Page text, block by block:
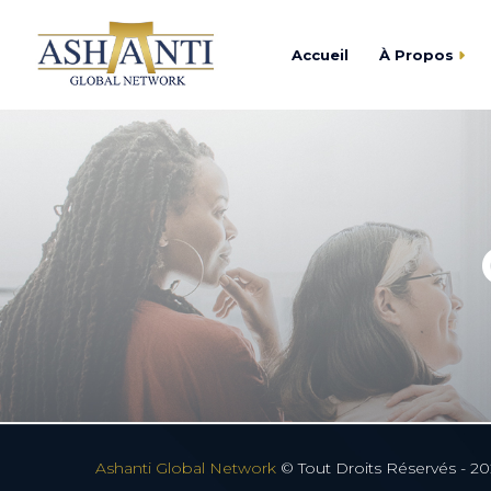
Accueil À Propos
Cercle Ashanti
Fondation Ashanti
Ashanti Global Network © Tout Droits Réservés -